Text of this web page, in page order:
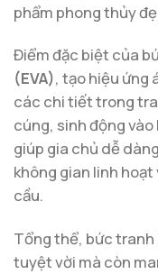
phẩm phong thủy
Điểm đặc biệt của
(EVA), tạo hiệu ứng
các chi tiết trong
cúng, sinh động vào
giúp gia chủ dễ
không gian linh
cầu.
Tổng thể, bức
tuyệt vời mà còn